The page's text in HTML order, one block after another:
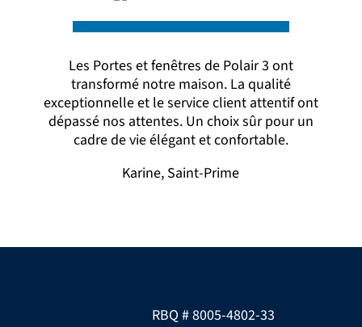
Les Portes et fenêtres de Polair 3 ont
transformé notre maison. La qualité
exceptionnelle et le service client attentif ont
dépassé nos attentes. Un choix sûr pour un
cadre de vie élégant et confortable.
Karine, Saint-Prime
RBQ # 8005-4802-33